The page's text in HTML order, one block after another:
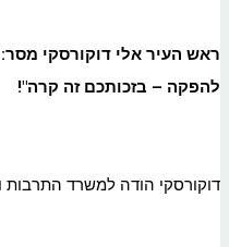
ראש העיר אלי דוקורסקי מסר:
להפקה – בזכותכם זה קרה!"
דוקורסקי הודה למשרד התרבות